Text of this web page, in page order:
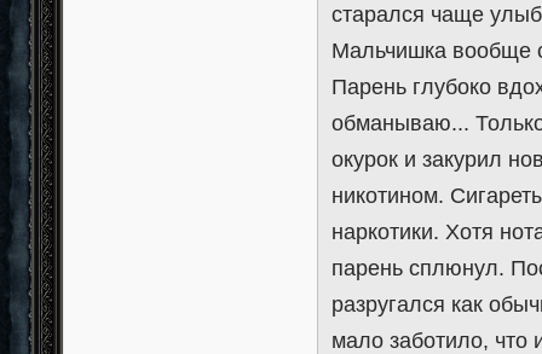
старался чаще
Мальчишка вообще
Парень глубоко
обманываю...
окурок и закурил
никотином.
наркотики. Хотя
парень сплюнул.
разругался как
мало заботило, что